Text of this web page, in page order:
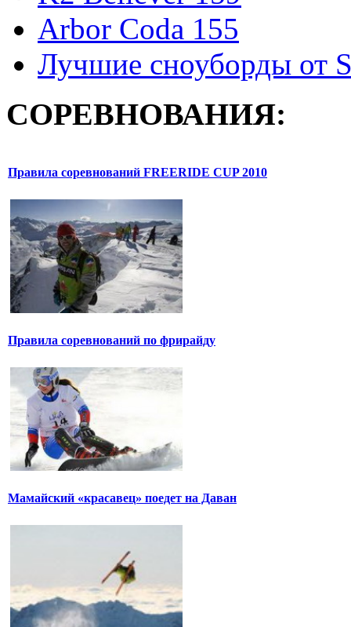
Arbor Coda 155
Лучшие сноуборды от
СОРЕВНОВАНИЯ:
Правила соревнований FREERIDE CUP 2010
Правила соревнований по фрирайду
Мамайский «красавец» поедет на Даван